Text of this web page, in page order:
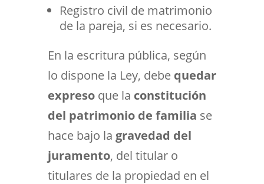
Registro civil de matrimonio
de la pareja, si es necesario.
En la escritura pública, según
lo dispone la Ley, debe quedar
expresoque la constitución
del patrimonio de familia se
hace bajo la gravedad del
juramento, del titular o
titulares de la propiedad en el